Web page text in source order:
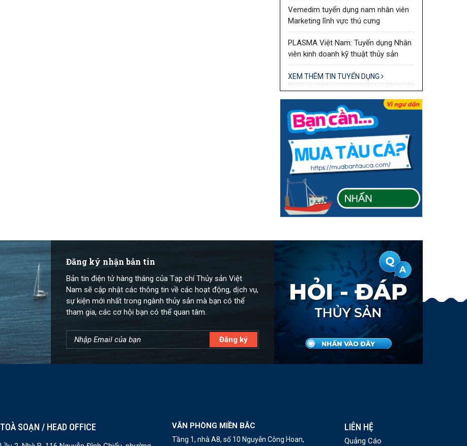
Vemedim tuyển dụng nam nhân viên
Marketing lĩnh vực thú cưng
PLASMA Việt Nam: Tuyển dụng Nhân
viên kinh doanh kỹ thuật thủy sản
XEM THÊM TIN TUYỂN DỤNG
Đăng ký nhận bản tin
Bản tin điện tử hàng tháng của Tạp chí Thủy sản Việt
Nam sẽ cập nhật các thông tin về các hoạt động, dịch vụ,
sự kiện mới nhất trong ngành thủy sản mà bạn có thể
tham gia, các cơ hội bạn có thể quan tâm.
TOÀ SOẠN / HEAD OFFICE VĂN PHÒNG MIỀN BẮC
Tầng 1, nhà A8, số 10 Nguyễn Công Hoan,
LIÊN HỆ
Quảng Cáo